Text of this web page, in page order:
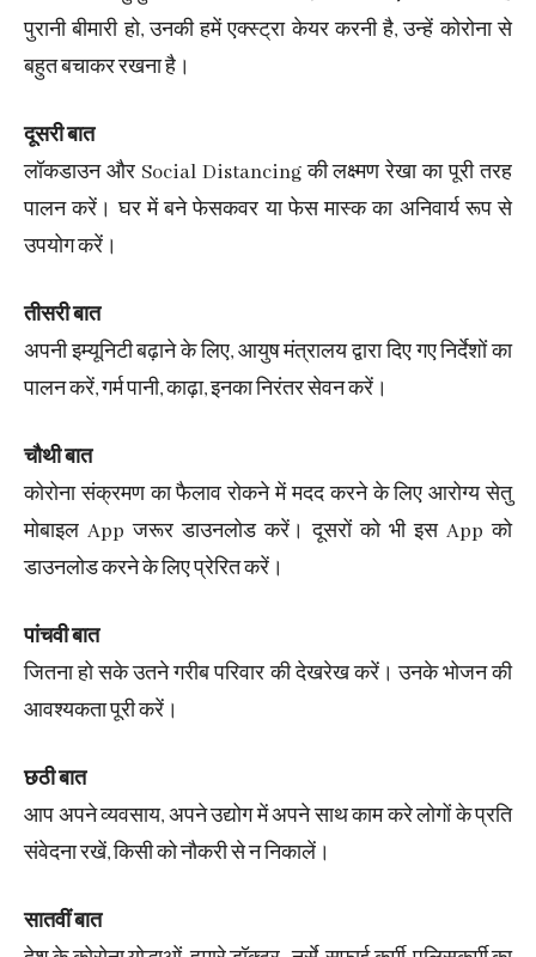
पुरानी बीमारी हो, उनकी हमें एक्स्ट्रा केयर करनी है, उन्हें कोरोना से
बहुत बचाकर रखना है।
दूसरी बात
लॉकडाउन और Social Distancing की लक्ष्मण रेखा का पूरी तरह
पालन करें। घर में बने फेसकवर या फेस मास्क का अनिवार्य रूप से
उपयोग करें।
तीसरी बात
अपनी इम्यूनिटी बढ़ाने के लिए, आयुष मंत्रालय द्वारा दिए गए निर्देशों का
पालन करें, गर्म पानी, काढ़ा, इनका निरंतर सेवन करें।
चौथी बात
कोरोना संक्रमण का फैलाव रोकने में मदद करने के लिए आरोग्य सेतु
मोबाइल App जरूर डाउनलोड करें। दूसरों को भी इस App को
डाउनलोड करने के लिए प्रेरित करें।
पांचवी बात
जितना हो सके उतने गरीब परिवार की देखरेख करें। उनके भोजन की
आवश्यकता पूरी करें।
छठी बात
आप अपने व्यवसाय, अपने उद्योग में अपने साथ काम करे लोगों के प्रति
संवेदना रखें, किसी को नौकरी से न निकालें।
सातवीं बात